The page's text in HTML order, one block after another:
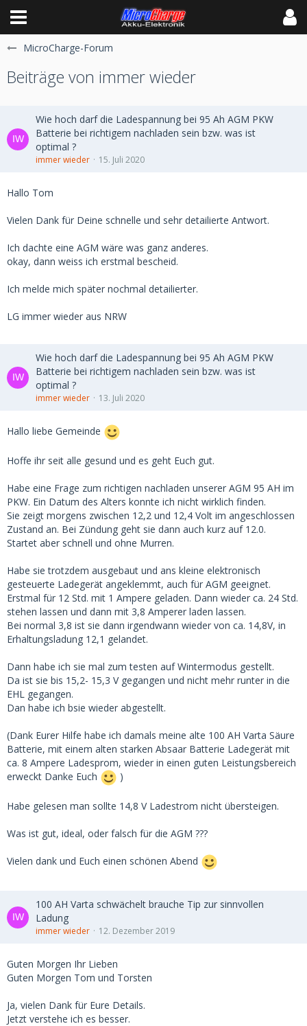
MicroCharge-Forum
Beiträge von immer wieder
Wie hoch darf die Ladespannung bei 95 Ah AGM PKW
Batterie bei richtigem nachladen sein bzw. was ist
optimal ?
immer wieder 15. Juli 2020
Hallo Tom
Vielen Dank für Deine schnelle und sehr detailierte Antwort.
Ich dachte eine AGM wäre was ganz anderes.
okay, dann weiss ich erstmal bescheid.
Ich melde mich später nochmal detailierter.
LG immer wieder aus NRW
Wie hoch darf die Ladespannung bei 95 Ah AGM PKW
Batterie bei richtigem nachladen sein bzw. was ist
optimal ?
immer wieder 13. Juli 2020
Hallo liebe Gemeinde
Hoffe ihr seit alle gesund und es geht Euch gut.
Habe eine Frage zum richtigen nachladen unserer AGM 95 AH im
PKW. Ein Datum des Alters konnte ich nicht wirklich finden.
Sie zeigt morgens zwischen 12,2 und 12,4 Volt im angeschlossen
Zustand an. Bei Zündung geht sie dann auch kurz auf 12.0.
Startet aber schnell und ohne Murren.
Habe sie trotzdem ausgebaut und ans kleine elektronisch
gesteuerte Ladegerät angeklemmt, auch für AGM geeignet.
Erstmal für 12 Std. mit 1 Ampere geladen. Dann wieder ca. 24 Std.
stehen lassen und dann mit 3,8 Amperer laden lassen.
Bei normal 3,8 ist sie dann irgendwann wieder von ca. 14,8V, in
Erhaltungsladung 12,1 gelandet.
Dann habe ich sie mal zum testen auf Wintermodus gestellt.
Da ist sie bis 15,2- 15,3 V gegangen und nicht mehr runter in die
EHL gegangen.
Dan habe ich bsie wieder abgestellt.
(Dank Eurer Hilfe habe ich damals meine alte 100 AH Varta Säure
Batterie, mit einem alten starken Absaar Batterie Ladegerät mit
ca. 8 Ampere Ladesprom, wieder in einen guten Leistungsbereich
erweckt Danke Euch
)
Habe gelesen man sollte 14,8 V Ladestrom nicht übersteigen.
Was ist gut, ideal, oder falsch für die AGM ???
Vielen dank und Euch einen schönen Abend
100 AH Varta schwächelt brauche Tip zur sinnvollen
Ladung
immer wieder 12. Dezember 2019
Guten Morgen Ihr Lieben
Guten Morgen Tom und Torsten
Ja, vielen Dank für Eure Details.
Jetzt verstehe ich es besser.